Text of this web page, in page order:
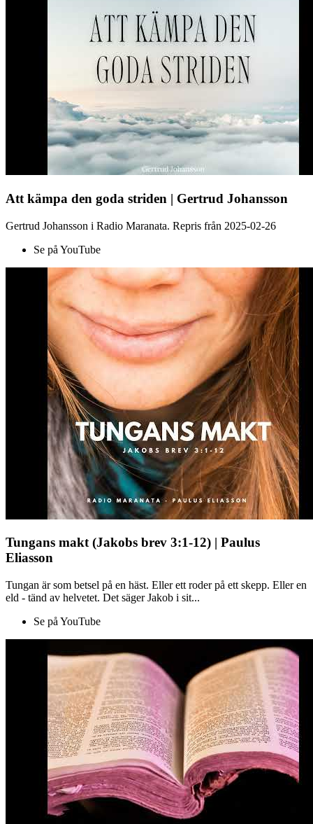
Att kämpa den goda striden | Gertrud Johansson
Gertrud Johansson i Radio Maranata. Repris från 2025-02-26
Se på YouTube
Tungans makt (Jakobs brev 3:1-12) | Paulus
Eliasson
Tungan är som betsel på en häst. Eller ett roder på ett skepp. Eller en
eld - tänd av helvetet. Det säger Jakob i sit...
Se på YouTube